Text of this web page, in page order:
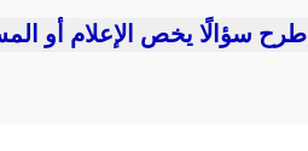
اطرح سؤالًا يخص الإعلام أو